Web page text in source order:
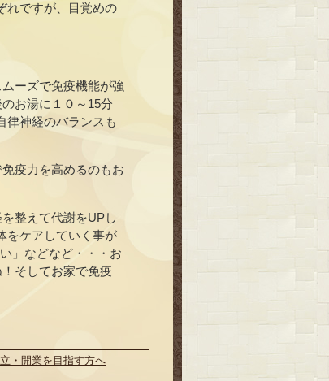
れですが、目覚めの
ーズで免疫機能が強
お湯に１０～15分
律神経のバランスも
疫力を高めるのもお
整えて代謝をUPし
をケアしていく事が
」などなど・・・お
そしてお家で免疫
・開業を目指す方へ